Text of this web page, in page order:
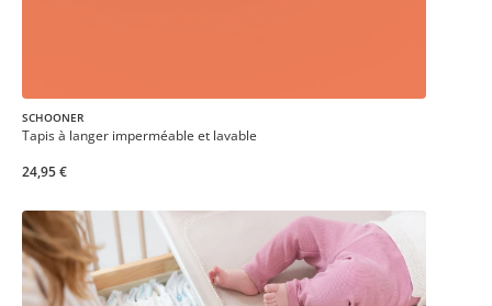
SCHOONER
Tapis à langer imperméable et lavable
24,95 €